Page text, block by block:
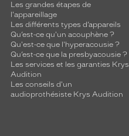
Les grandes étapes de
l'appareillage
Les différents types d’appareils
Qu’est-ce qu'un acouphène ?
Qu'est-ce que l'hyperacousie ?
Qu’est-ce que la presbyacousie ?
Les services et les garanties Krys
Audition
Les conseils d'un
audioprothésiste Krys Audition